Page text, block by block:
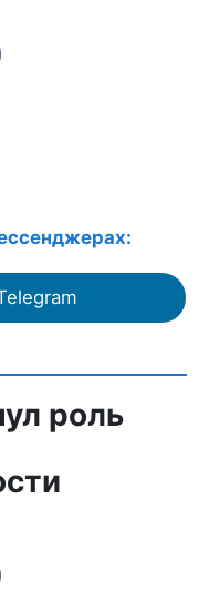
роль